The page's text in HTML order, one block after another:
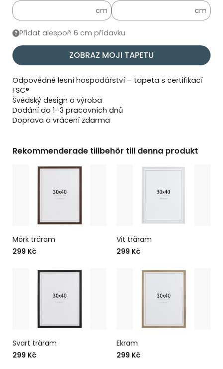
cm
cm
Přidat alespoň 6 cm přídavku
ZOBRAZ MOJI TAPETU
Odpovědné lesní hospodářství – tapeta s certifikací
FSC®
Švédský design a výroba
Dodání do 1–3 pracovních dnů
Doprava a vrácení zdarma
Rekommenderade tillbehör till denna produkt
Mörk träram
299 Kč
Vit träram
299 Kč
Svart träram
299 Kč
Ekram
299 Kč